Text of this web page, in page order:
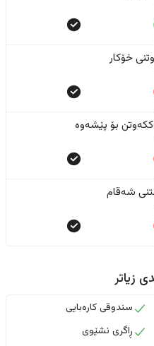
خۆکار
بۆ پێشەوە
شەقام
زیاتر
سندوقی کارەبایی
ڕاگری نشێوی